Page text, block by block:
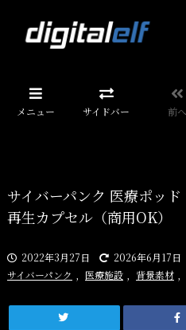
メニュー サイドバー 前へ
サイバーパンク 医療ポッ
再生カプセル（商用OK）
2022年3月27日 2026年6月17日
サイバーパンク
医療施設 背景素材